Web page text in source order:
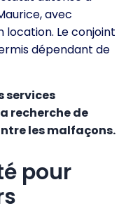
avec
Le conjoint
dépendant de
services
recherche de
les malfaçons.
pour